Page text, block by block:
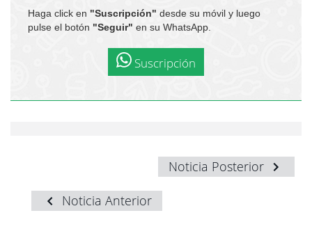
Haga click en "Suscripción" desde su móvil y luego
pulse el botón "Seguir" en su WhatsApp.
Suscripción
Noticia Posterior
Noticia Anterior